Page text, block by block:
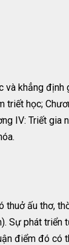
và khẳng định
triết học;
IV: Triết gia
thuở ấu thơ,
Sự phát triển
điểm đó có